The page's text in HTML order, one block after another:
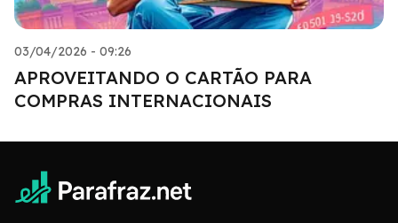
03/04/2026 - 09:26
APROVEITANDO O CARTÃO PARA
COMPRAS INTERNACIONAIS